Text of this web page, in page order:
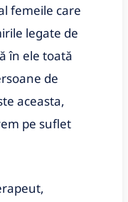
femeile care
legate de
în ele toată
de
aceasta,
pe suflet